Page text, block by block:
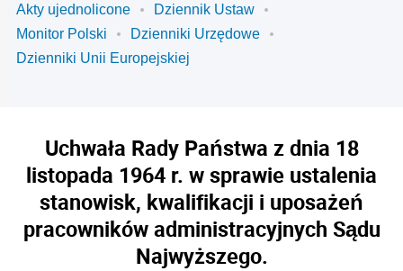
Akty ujednolicone
Dziennik Ustaw
Monitor Polski
Dzienniki Urzędowe
Dzienniki Unii Europejskiej
Uchwała Rady Państwa z dnia 18
listopada 1964 r. w sprawie ustalenia
stanowisk, kwalifikacji i uposażeń
pracowników administracyjnych Sądu
Najwyższego.